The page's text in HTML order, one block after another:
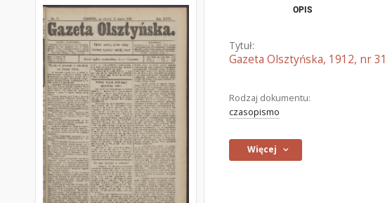
OPIS
Tytuł:
Gazeta Olsztyńska, 1912, nr 31
Rodzaj dokumentu:
czasopismo
Więcej